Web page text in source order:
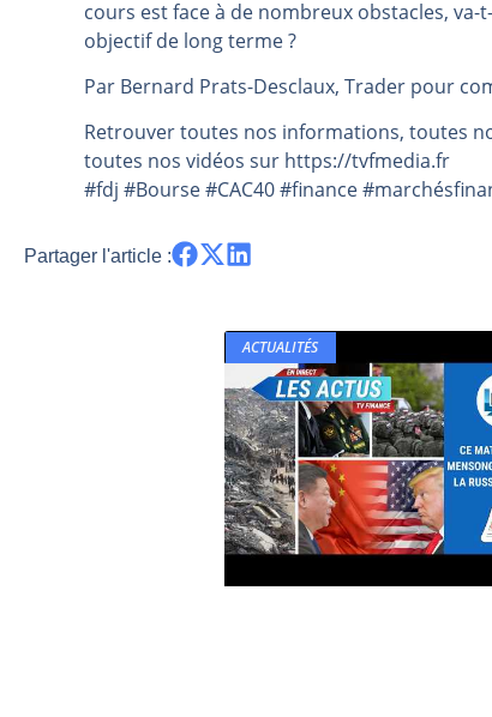
Pourquoi 6 guerres
Une inertie haussière qui
Pourquoi le monde entier
WTI : Explosion mais
cours est face à de nombreux obstacles,
objectif de long terme ?
Par Bernard Prats-Desclaux, Trader pour
Retrouver toutes nos informations, toutes
toutes nos vidéos sur https://tvfmedia.fr
#fdj #Bourse #CAC40 #finance
Partager l'article :
ACTUALITÉS